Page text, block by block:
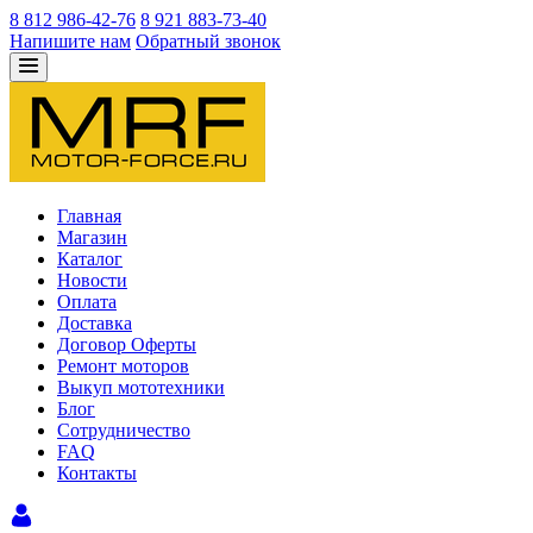
8 812 986-42-76 8 921 883-73-40
Напишите нам Обратный звонок
Главная
Магазин
Каталог
Новости
Оплата
Доставка
Договор Оферты
Ремонт моторов
Выкуп мототехники
Блог
Сотрудничество
FAQ
Контакты